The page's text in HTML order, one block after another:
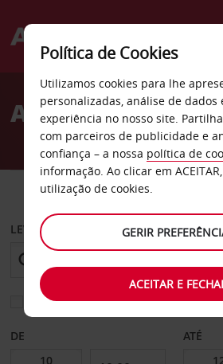
Welcome
AvisAluguer de carros
CARRO
LEVANTAR EM
Escolher uma estação de
DE ATÉ
Política de Cookies
Utilizamos cookies para lhe
personalizadas, análise de dados
experiência no nosso site.
com parceiros de publicidade e
confiança – a nossa política de
informação. Ao clicar em
utilização de cookies.
GERIR
ACEITAR E